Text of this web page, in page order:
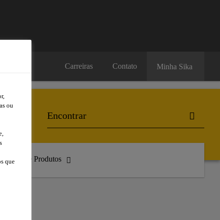
Carreiras Contato Minha Sika
de Produtos
ou
que